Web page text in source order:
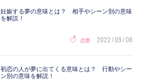
妊娠する夢の意味とは？ 相手やシーン別の意味
を解説！
恋愛 2022 / 09 / 08
初恋の人が夢に出てくる意味とは？ 行動やシー
ン別の意味を解説！